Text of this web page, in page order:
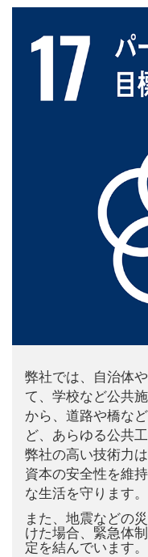
弊社では、自治体
て、学校など公共
から、道路や橋な
ど、あらゆる公共
弊社の高い技術力
資本の安全性を維
な生活を守ります。
また、地震などの
けた場合、緊急体
定を結んでいます。